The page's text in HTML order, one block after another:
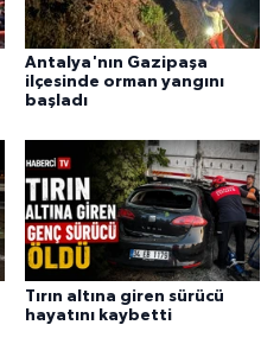
Antalya'nın Gazipaşa
ilçesinde orman yangını
başladı
Tırın altına giren sürücü
hayatını kaybetti